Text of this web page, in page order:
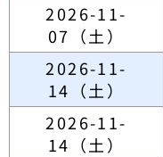
2026-11-
07（土）
2026-11-
14（土）
2026-11-
14（土）